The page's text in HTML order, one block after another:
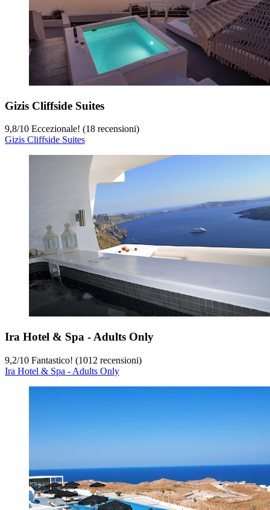
Gizis Cliffside Suites
9,8/10 Eccezionale! (18 recensioni)
Gizis Cliffside Suites
Ira Hotel & Spa - Adults Only
9,2/10 Fantastico! (1012 recensioni)
Ira Hotel & Spa - Adults Only